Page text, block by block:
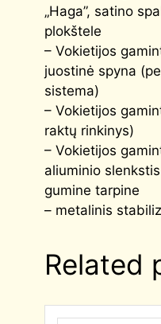
„Haga”, satino
plokštele
– Vokietijos
juostinė spyna
sistema)
– Vokietijos
raktų rinkinys)
– Vokietijos
aliuminio
gumine tarpine
– metalinis
Related